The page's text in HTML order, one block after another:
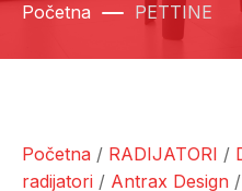
Početna PETTINE
Početna / RADIJATORI /
radijatori / Antrax Design